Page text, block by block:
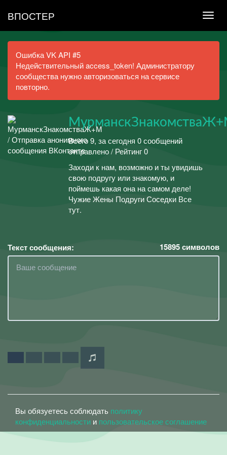
ВПОСТЕР
Ошибка VK API #5
Недействительный access_token! Администратору
сообщества нужно авторизоваться на сервисе
повторно.
Всего 9, за сегодня 0 сообщений
отправлено / Рейтинг 0
Заходи к нам, возможно и ты увидишь
свою подругу или знакомую, и
поймешь какая она на самом деле!
Чужие Жены Подруги Соседки Все
тут.
Текст сообщения: 15895символов
Вы обязуетесь соблюдать политику
конфиденциальности и пользовательское соглашение